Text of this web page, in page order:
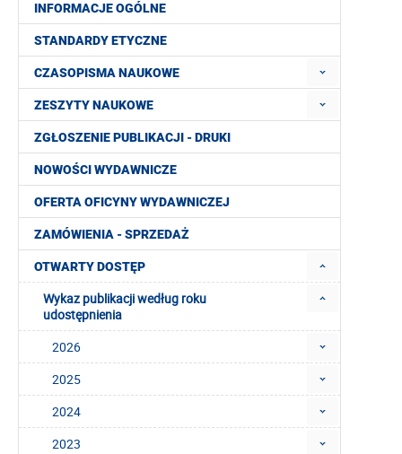
INFORMACJE OGÓLNE
STANDARDY ETYCZNE
CZASOPISMA NAUKOWE
ZESZYTY NAUKOWE
ZGŁOSZENIE PUBLIKACJI - DRUKI
NOWOŚCI WYDAWNICZE
OFERTA OFICYNY WYDAWNICZEJ
ZAMÓWIENIA - SPRZEDAŻ
OTWARTY DOSTĘP
Wykaz publikacji według roku
udostępnienia
2026
2025
2024
2023